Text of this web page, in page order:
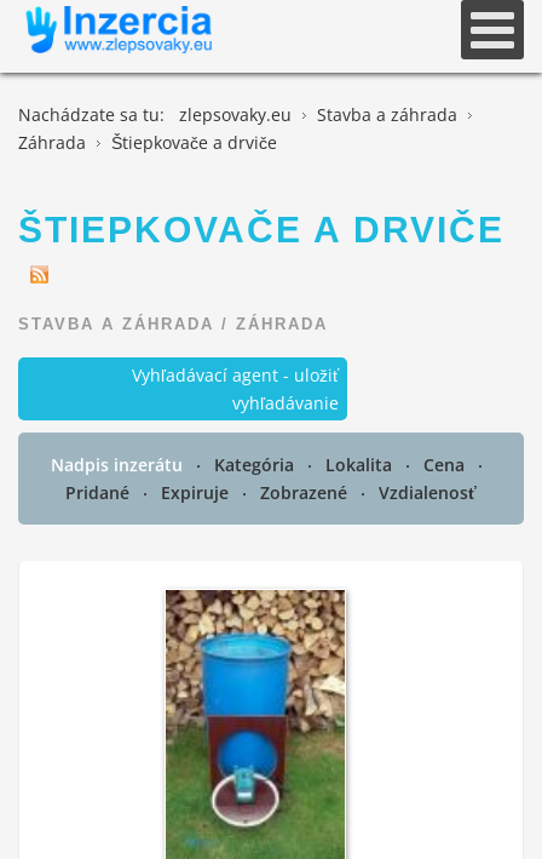
Nachádzate sa tu: zlepsovaky.eu
Stavba a záhrada
Záhrada
Štiepkovače a drviče
ŠTIEPKOVAČE A DRVIČE
STAVBA A ZÁHRADA / ZÁHRADA
Vyhľadávací agent - uložiť
vyhľadávanie
Nadpis inzerátu Kategória Lokalita
Cena
Pridané
Expiruje Zobrazené Vzdialenosť